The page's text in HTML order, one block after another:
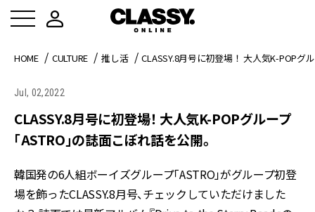
HOME CULTURE 推し活 CLASSY.8月号に初登場！ 大人気K-POPグ
Jul, 02,2022
CLASSY.8月号に初登場！ 大人気K-POPグループ
「ASTRO」の誌面こぼれ話を公開。
韓国発の6人組ボーイズグループ「ASTRO」がグループ初登
場を飾ったCLASSY.8月号、チェックしていただけました